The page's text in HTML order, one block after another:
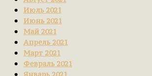
Июль 2021
Июнь 2021
Май 2021
Апрель 2021
Март 2021
Февраль 2021
Январь 2021